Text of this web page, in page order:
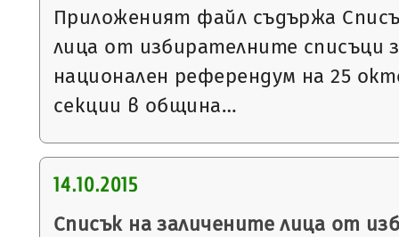
Приложеният файл съдържа
лица от избирателните списъци
национален референдум на 25
секции в община…
14.10.2015
Списък на заличените лица от